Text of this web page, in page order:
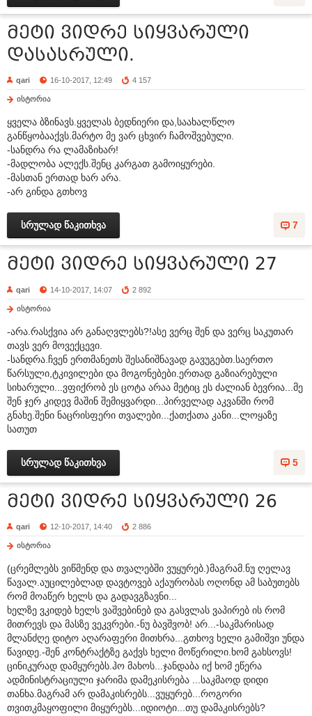
მეტი ვიდრე სიყვარული
დასასრული.
qari 16-10-2017, 12:49 4 157
ისტორია
ყველა ბზინავს.ყველას ბედნიერი და,საახალწლო
განწყობააქვს.მარტო მე ვარ ცხვირ ჩამოშვებული.
-სანდრა რა ლამაზიხარ!
-მადლობა ალექს.შენც კარგათ გამოიყურები.
-მასთან ერთად ხარ არა.
-არ გინდა გთხოვ
7
სრულად წაკითხვა
მეტი ვიდრე სიყვარული 27
qari 14-10-2017, 14:07 2 892
ისტორია
-არა.რასქვია არ განაღვლებს?!ასე ვერც შენ და ვერც საკუთარ
თავს ვერ მოვექცევი.
-სანდრა.ჩვენ ერთმანეთს შესანიშნავად გავუგებთ.საერთო
წარსული,ტკივილები და მოგონებები.ერთად გაზიარებული
სიხარული...ვფიქრობ ეს ცოტა არაა მეტიც ეს ძალიან ბევრია...მე
შენ ჯერ კიდევ მაშინ შემიყვარდი...პირველად აკვანში რომ
გნახე.შენი ნაცრისფერი თვალები...ქათქათა კანი...ლოყაზე
სათუთ
5
სრულად წაკითხვა
მეტი ვიდრე სიყვარული 26
qari 12-10-2017, 14:40 2 886
ისტორია
(ცრემლებს ვიწმენდ და თვალებში ვუყურებ.)მაგრამ.ნუ ღელავ
წავალ.აუცილებლად დავტოვებ აქაურობას ოღონდ ამ საბუთებს
რომ მოაწერ ხელს და გადავგზავნი...
ხელზე ვკიდებ ხელს ვაშვებინებ და გასვლას ვაპირებ ის რომ
მითრევს და მასზე ვეკვრები.-ნუ ბავშვობ! არ...-საკმარისად
მლანძღე დიტო აღარაფერი მითხრა...გთხოვ ხელი გამიშვი უნდა
წავიდე.-შენ კონტრაქტზე გაქვს ხელი მოწერილი.ხომ გახსოვს!
ცინიკურად დამყურებს.ჰო მახოს...ჯანდაბა იქ ხომ ეწერა
ადმინისტრაციული ჯარიმა დამეკისრება ...საკმაოდ დიდი
თანხა.მაგრამ არ დამაკისრებს...ვუყურებ...როგორი
თვითკმაყოფილი მიყურებს...იდიოტი...თუ დამაკისრებს?